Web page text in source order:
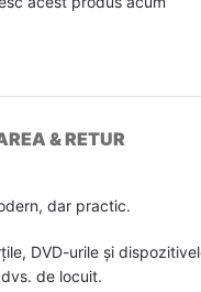
& RETUR
dar practic.
DVD-urile și
de locuit.